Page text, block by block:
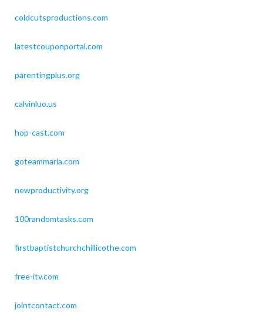
coldcutsproductions.com
latestcouponportal.com
parentingplus.org
calvinluo.us
hop-cast.com
goteammaria.com
newproductivity.org
100randomtasks.com
firstbaptistchurchchillicothe.com
free-itv.com
jointcontact.com